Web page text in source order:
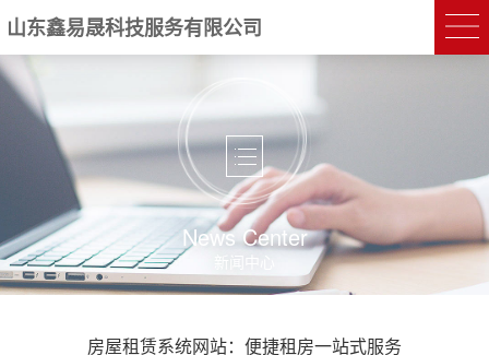
山东鑫易晟科技服务有限公司
News Center
新闻中心
房屋租赁系统网站：便捷租房一站式服务